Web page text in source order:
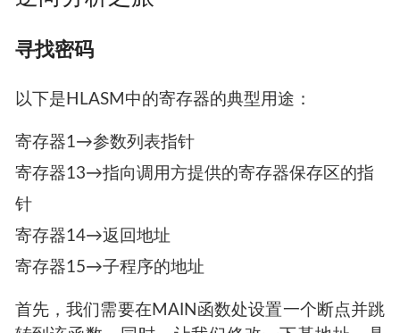
删除断点
运行程序，直到出现断点为止。
QUALIFY <ADDRESS>
改变基地址。
WHERE
输出当前位置以及您所在的函数。